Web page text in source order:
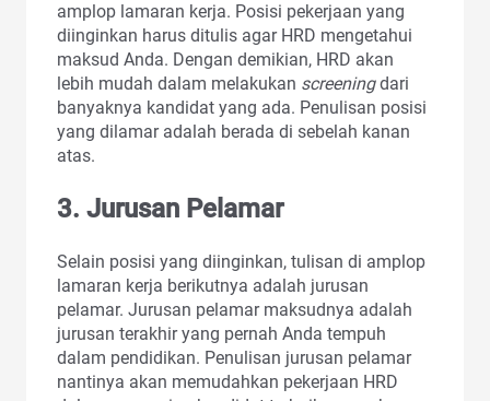
amplop lamaran kerja. Posisi pekerjaan yang
diinginkan harus ditulis agar HRD mengetahui
maksud Anda. Dengan demikian, HRD akan
lebih mudah dalam melakukan screeningdari
banyaknya kandidat yang ada. Penulisan posisi
yang dilamar adalah berada di sebelah kanan
atas.
3. Jurusan Pelamar
Selain posisi yang diinginkan, tulisan di amplop
lamaran kerja berikutnya adalah jurusan
pelamar. Jurusan pelamar maksudnya adalah
jurusan terakhir yang pernah Anda tempuh
dalam pendidikan. Penulisan jurusan pelamar
nantinya akan memudahkan pekerjaan HRD